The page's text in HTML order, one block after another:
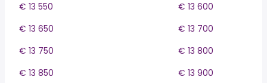
€ 13 550
€ 13 600
€ 13 650
€ 13 700
€ 13 750
€ 13 800
€ 13 850
€ 13 900